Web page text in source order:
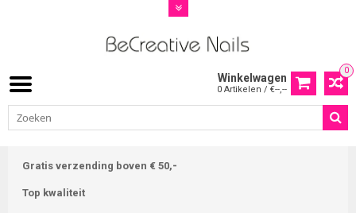
0
Winkelwagen
0 Artikelen / €--,--
Gratis verzending boven € 50,-
Top kwaliteit